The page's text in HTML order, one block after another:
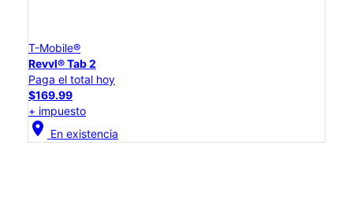
T-Mobile®
Revvl® Tab 2
Paga el total hoy
$169.99
+ impuesto
location_on En existencia